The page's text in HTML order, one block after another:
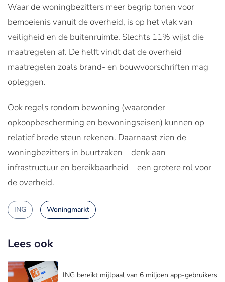
Waar de woningbezitters meer begrip tonen voor
bemoeienis vanuit de overheid, is op het vlak van
veiligheid en de buitenruimte. Slechts 11% wijst die
maatregelen af. De helft vindt dat de overheid
maatregelen zoals brand- en bouwvoorschriften mag
opleggen.
Ook regels rondom bewoning (waaronder
opkoopbescherming en bewoningseisen) kunnen op
relatief brede steun rekenen. Daarnaast zien de
woningbezitters in buurtzaken – denk aan
infrastructuur en bereikbaarheid – een grotere rol voor
de overheid.
ING Woningmarkt
Lees ook
ING bereikt mijlpaal van 6 miljoen app-gebruikers